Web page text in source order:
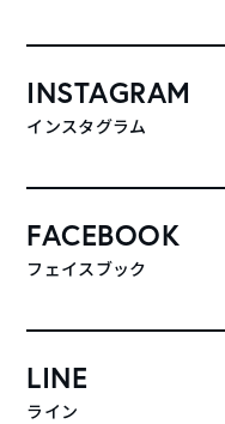
INSTAGRAM
インスタグラム
FACEBOOK
フェイスブック
LINE
ライン